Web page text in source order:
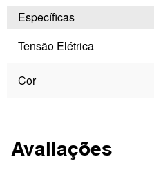
Específicas
Tensão Elétrica
Cor
Avaliações